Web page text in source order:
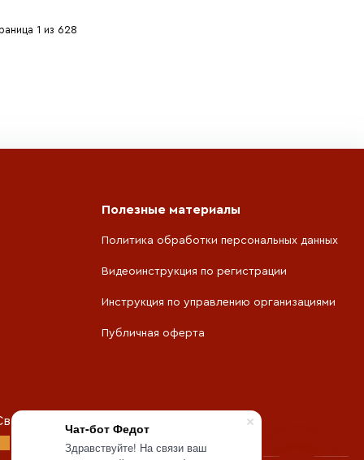
Чат-бот Федот
Здравствуйте! На связи ваш
×
1 из 628
Полезные материалы
Политика обработки персональных данных
Видеоинструкция по регистрации
Инструкция по управлению организациями
Публичная оферта
области